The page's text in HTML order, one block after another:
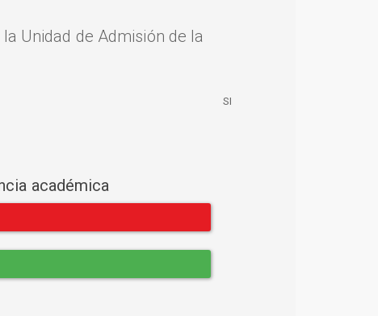
Unidad de Admisión de la
académica
SI